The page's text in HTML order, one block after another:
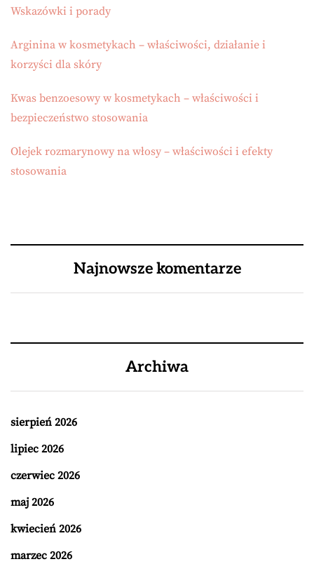
Wskazówki i porady
Arginina w kosmetykach – właściwości, działanie i
korzyści dla skóry
Kwas benzoesowy w kosmetykach – właściwości i
bezpieczeństwo stosowania
Olejek rozmarynowy na włosy – właściwości i efekty
stosowania
Najnowsze komentarze
Archiwa
sierpień 2026
lipiec 2026
czerwiec 2026
maj 2026
kwiecień 2026
marzec 2026